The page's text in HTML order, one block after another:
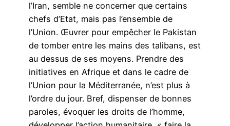
l’Iran, semble ne concerner que certains
chefs d’Etat, mais pas l’ensemble de
l’Union. Œuvrer pour empêcher le Pakistan
de tomber entre les mains des talibans, est
au dessus de ses moyens. Prendre des
initiatives en Afrique et dans le cadre de
l’Union pour la Méditerranée, n’est plus à
l’ordre du jour. Bref, dispenser de bonnes
paroles, évoquer les droits de l’homme,